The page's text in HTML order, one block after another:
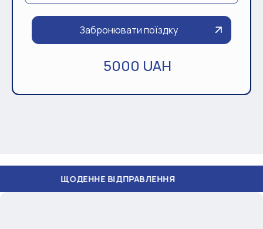
Забронювати поїздку
5000 UAH
ВІДПРАВЛЕННЯ